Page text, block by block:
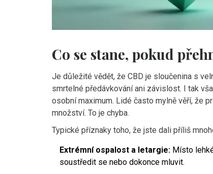
Co se stane, pokud
Je důležité vědět, že CBD je sloučenina s
smrtelné předávkování ani závislost. I tak
osobní maximum. Lidé často mylně věří, že
množství. To je chyba.
Typické příznaky toho, že jste dali příliš
Extrémní ospalost a letargie: Místo
soustředit se nebo dokonce mluvit.